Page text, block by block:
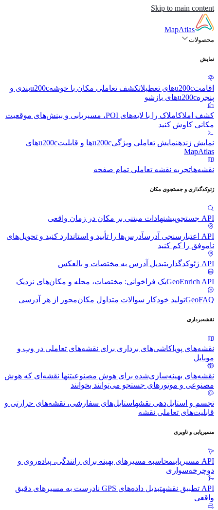
Skip to main content
MapAtlas
محصولات
نمایش
اقامتu200cهای تعطیلات
کشف تعاملی مکان با خوشهu200cبندی و
پنجرهu200cهای بازشو
کشف املاک
املاک را با لایه‌های POI، مسیریابی و بینش‌های موقعیت
مکانی کاوش کنید
نمایش زنده
نمایش تعاملی ویژگیu200cها و قابلیتu200cهای
MapAtlas
نقشه‌هاتجربه نقشه تعاملی تمام صفحه
ژئوکدگذاری و جستجوی مکان
API جستجو پیشنهادات مبتنی بر مکان در زمان واقعی
API اعتبارسنجی آدرس
آدرس‌ها را تأیید و استاندارد کنید و تحویل‌های
ناموفق را کم کنید
API ژئوکدگذاری تبدیل آدرس به مختصات و بالعکس
GeoEnrich APIیک فراخوانی: مختصات، محله و مکان‌های نزدیک
GeoFAQتولید خودکار سوالات متداول مکان‌محور از هر آدرسی
نقشه‌برداری
نقشه‌های پویاکاشی‌های برداری برای نقشه‌های تعاملی در وب و
موبایل
نقشه‌های بهینه‌سازی‌شده برای هوش مصنوعیتنها نقشه‌ای که هوش
مصنوعی و موتورهای جستجو می‌توانند بخوانند
تجسم و استایل‌دهی نقشهاستایل‌های سفارشی، نقشه‌های حرارتی و
قابلیت‌های تعاملی نقشه
مسیریابی و ناوبری
API مسیریابی
محاسبه مسیرهای بهینه برای رانندگی، پیاده‌روی و
دوچرخه‌سواری
API تطبیق نقشه
تبدیل داده‌های GPS نادرست به مسیرهای دقیق
واقعی